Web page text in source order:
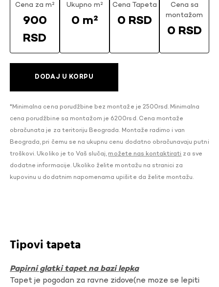
Cena za m²
900
RSD
Ukupno m²
0 m²
Cena Tapeta
0 RSD
Cena sa
montažom
0 RSD
DODAJ U KORPU
*Minimalna cena porudžbine bez montaže je 2500rsd. Minimalna
cena porudžbine sa montažom je 6200rsd. Cena montaže
obračunata je za teritoriju Beograda. Montaže radimo i van
Beograda, pri čemu se na ukupnu cenu dodatno obračunavaju putni
troškovi. Ukoliko je to Vaš slučaj, možete nas kontaktirati za sve
dodatne informacije. Ukoliko želite montažu na stranici za
kupovinu u dodatnim napomenama upišite da želite montažu.
Tipovi tapeta
Papirni glatki tapet na bazi lepka
Tapet je pogodan za ravne zidove(ne moze se lepiti